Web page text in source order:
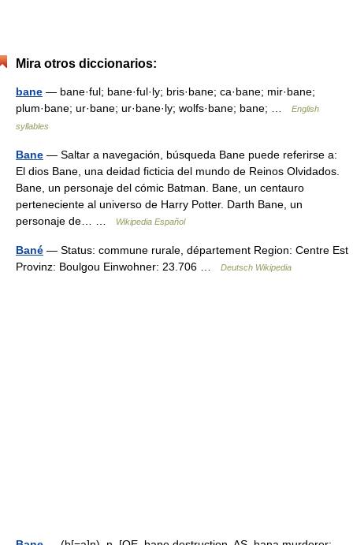
Mira otros diccionarios:
bane — bane·ful; bane·ful·ly; bris·bane; ca·bane; mir·bane;
plum·bane; ur·bane; ur·bane·ly; wolfs·bane; bane; …
English
syllables
Bane — Saltar a navegación, búsqueda Bane puede referirse a:
El dios Bane, una deidad ficticia del mundo de Reinos Olvidados.
Bane, un personaje del cómic Batman. Bane, un centauro
perteneciente al universo de Harry Potter. Darth Bane, un
personaje de… …
Wikipedia Español
Bané — Status: commune rurale, département Region: Centre Est
Provinz: Boulgou Einwohner: 23.706 …
Deutsch Wikipedia